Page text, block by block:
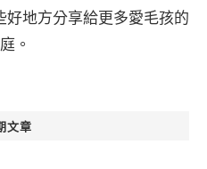
地方分享給更多愛毛孩的
。
文章